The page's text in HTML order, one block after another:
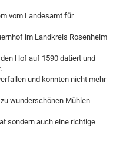
vom Landesamt für
im Landkreis Rosenheim
Hof auf 1590 datiert und
und konnten nicht mehr
wunderschönen Mühlen
sondern auch eine richtige